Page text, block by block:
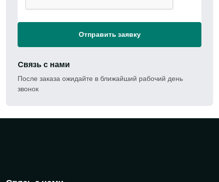
Отправить заявку
Cвязь с нами
После заказа ожидайте в ближайший рабочий день
звонок